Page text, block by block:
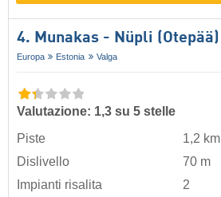
4. Munakas - Nüpli (Otepää)
Europa Estonia Valga
Valutazione: 1,3 su 5 stelle
Piste
1,2 km
Dislivello
70 m
Impianti risalita
2